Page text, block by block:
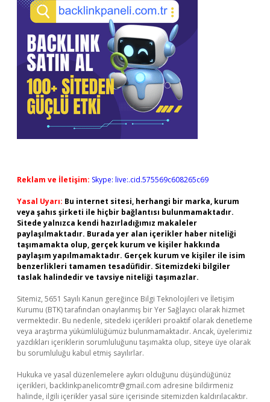
Reklam ve İletişim: Skype: live:.cid.575569c608265c69
Yasal Uyarı: Bu internet sitesi, herhangi bir marka, kurum
veya şahıs şirketi ile hiçbir bağlantısı bulunmamaktadır.
Sitede yalnızca kendi hazırladığımız makaleler
paylaşılmaktadır. Burada yer alan içerikler haber niteliği
taşımamakta olup, gerçek kurum ve kişiler hakkında
paylaşım yapılmamaktadır. Gerçek kurum ve kişiler ile isim
benzerlikleri tamamen tesadüfidir. Sitemizdeki bilgiler
taslak halindedir ve tavsiye niteliği taşımazlar.
Sitemiz, 5651 Sayılı Kanun gereğince Bilgi Teknolojileri ve İletişim
Kurumu (BTK) tarafından onaylanmış bir Yer Sağlayıcı olarak hizmet
vermektedir. Bu nedenle, sitedeki içerikleri proaktif olarak denetleme
veya araştırma yükümlülüğümüz bulunmamaktadır. Ancak, üyelerimiz
yazdıkları içeriklerin sorumluluğunu taşımakta olup, siteye üye olarak
bu sorumluluğu kabul etmiş sayılırlar.
Hukuka ve yasal düzenlemelere aykırı olduğunu düşündüğünüz
içerikleri, backlinkpanelicomtr@gmail.com adresine bildirmeniz
halinde, ilgili içerikler yasal süre içerisinde sitemizden kaldırılacaktır.